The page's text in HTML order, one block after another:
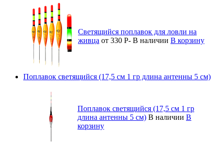
Светящийся поплавок для ловли на
живца от 330 Р- В наличии В корзину
Поплавок светящийся (17,5 см 1 гр длина антенны 5 см)
Поплавок светящийся (17,5 см 1 гр
длина антенны 5 см) В наличии В
корзину